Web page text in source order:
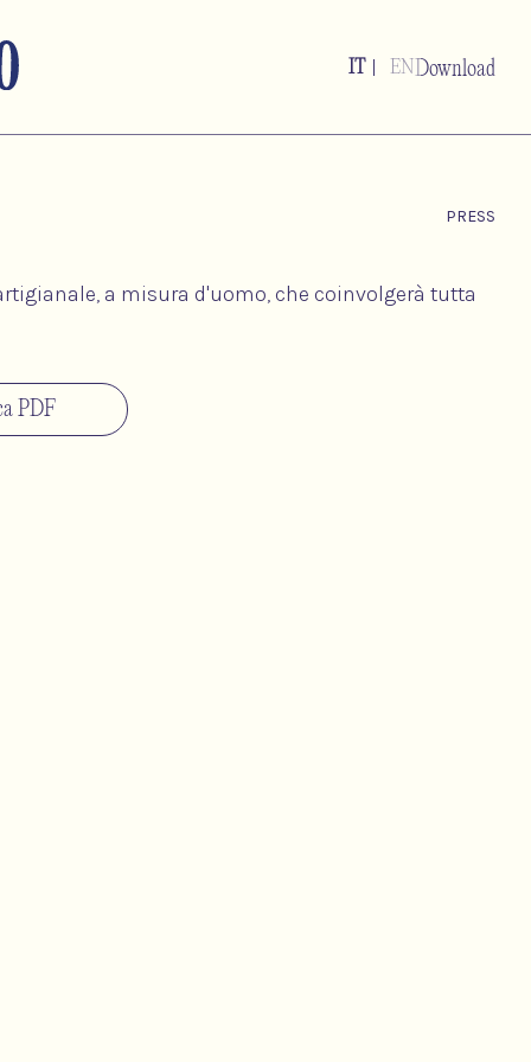
IT | ENDownload
PRESS
a misura d'uomo, che coinvolgerà tutta
PDF